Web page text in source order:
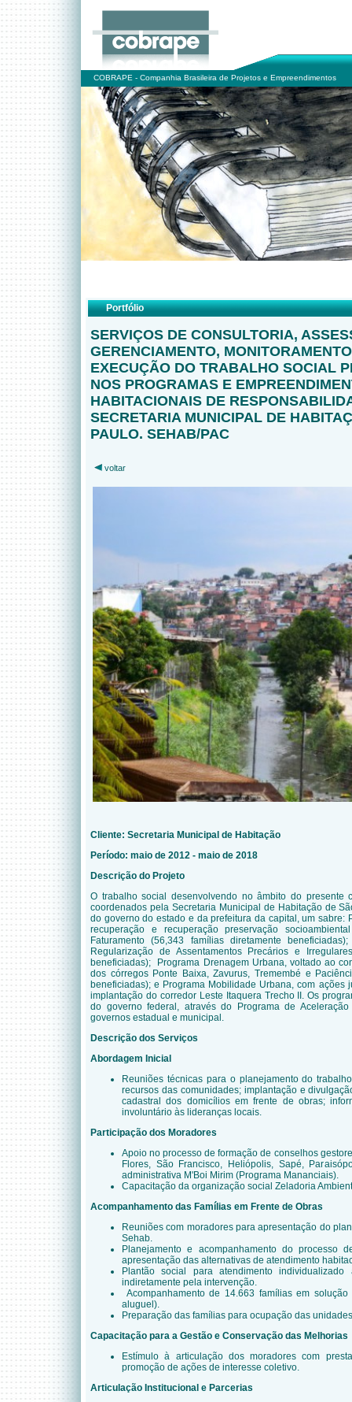
COBRAPE - Companhia Brasileira de Projetos e Empreendimentos
Portfólio
SERVIÇOS DE CONSULTORIA,
GERENCIAMENTO,
EXECUÇÃO DO TRABALHO SOCIAL
NOS PROGRAMAS E
HABITACIONAIS DE
SECRETARIA MUNICIPAL DE
PAULO. SEHAB/PAC
voltar
Cliente: Secretaria Municipal de Habitação
Período: maio de 2012 - maio de 2018
Descrição do Projeto
O trabalho social desenvolvendo no âmbito do presente
coordenados pela Secretaria Municipal de Habitação de
do governo do estado e da prefeitura da capital, um sabre:
recuperação e recuperação preservação
Faturamento (56,343 famílias diretamente
Regularização de Assentamentos Precários e
beneficiadas);
Programa Drenagem Urbana, voltado ao
dos córregos Ponte Baixa, Zavurus, Tremembé e
beneficiadas);e Programa Mobilidade Urbana, com ações
implantação do corredor Leste Itaquera Trecho II.Os
do governo federal, através do Programa de
governos estadual e municipal.
Descrição dos Serviços
Abordagem Inicial
Reuniões técnicas para o planejamento do
recursos das comunidades; implantação e
cadastral dos domicílios em frente de obras;
involuntário às lideranças locais.
Participação dos Moradores
Apoio no processo de formação de conselhos
Flores, São Francisco, Heliópolis, Sapé,
administrativa M'Boi Mirim (Programa Mananciais).
Capacitação da organização social Zeladoria
Acompanhamento das Famílias em Frente de Obras
Reuniões com moradores para apresentação do
Sehab.
Planejamento e acompanhamento do processo
apresentação das alternativas de atendimento
Plantão social para atendimento
indiretamente pela intervenção.
Acompanhamento de 14.663 famílias em
aluguel).
Preparação das famílias para ocupação das
Capacitação para a Gestão e Conservação das Melhorias
Estímulo à articulação dos moradores com
promoção de ações de interesse coletivo.
Articulação Institucional e Parcerias